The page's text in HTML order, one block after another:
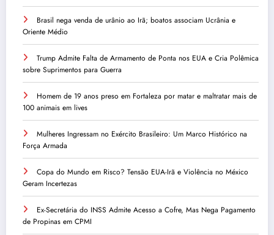
Brasil nega venda de urânio ao Irã; boatos associam Ucrânia e
Oriente Médio
Trump Admite Falta de Armamento de Ponta nos EUA e Cria Polêmica
sobre Suprimentos para Guerra
Homem de 19 anos preso em Fortaleza por matar e maltratar mais de
100 animais em lives
Mulheres Ingressam no Exército Brasileiro: Um Marco Histórico na
Força Armada
Copa do Mundo em Risco? Tensão EUA-Irã e Violência no México
Geram Incertezas
Ex-Secretária do INSS Admite Acesso a Cofre, Mas Nega Pagamento
de Propinas em CPMI